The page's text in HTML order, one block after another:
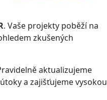
. Vaše projekty poběží na
zkušených
aktualizujeme
a zajišťujeme vysokou